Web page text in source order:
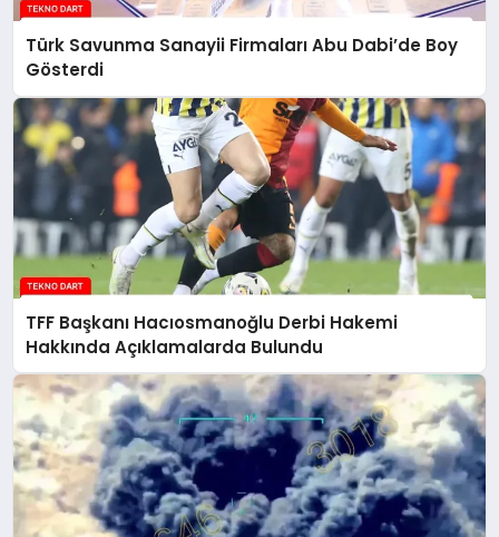
Türk Savunma Sanayii Firmaları Abu Dabi’de Boy
Gösterdi
TFF Başkanı Hacıosmanoğlu Derbi Hakemi
Hakkında Açıklamalarda Bulundu